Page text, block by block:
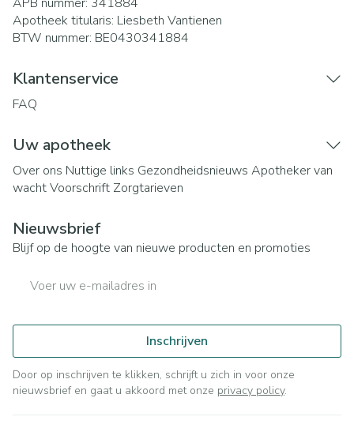
Apotheek titularis: Liesbeth Vantienen
BTW nummer: BE0430341884
Klantenservice
FAQ
Uw apotheek
Over ons Nuttige links Gezondheidsnieuws Apotheker van
wachtVoorschrift Zorgtarieven
Nieuwsbrief
Blijf op de hoogte van nieuwe producten en promoties
Inschrijven
Door op inschrijven te klikken, schrijft u zich in voor onze
nieuwsbrief en gaat u akkoord met onze privacy policy.